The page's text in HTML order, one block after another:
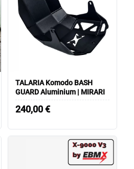
TALARIA Komodo BASH
GUARD Aluminium | MIRARI
240,00€